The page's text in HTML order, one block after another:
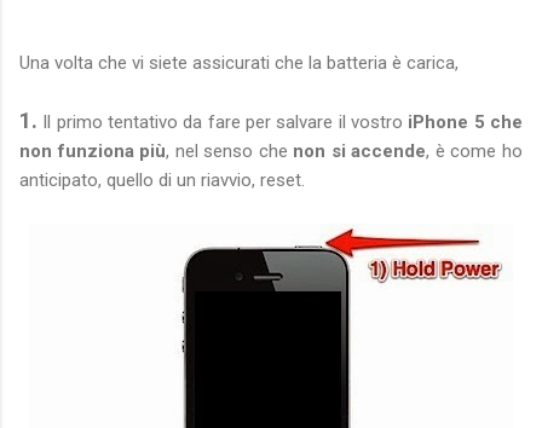
Una volta che vi siete assicurati che la batteria è carica,
1. Il primo tentativo da fare per salvare il vostro iPhone 5 che
non funziona più, nel senso che non si accende, è come ho
anticipato, quello di un riavvio, reset.